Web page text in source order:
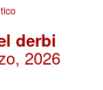
derbi
2026